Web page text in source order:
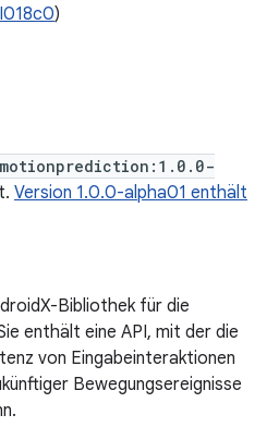
I018c0)
Version 1.0.0-alpha01 enthält
Bibliothek für die
enthält eine API, mit der die
von Eingabeinteraktionen
Bewegungsereignisse